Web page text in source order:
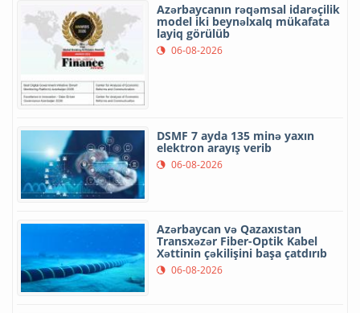
Azərbaycanın rəqəmsal idarəçilik
model iki beynəlxalq mükafata
layiq görülüb
06-08-2026
DSMF 7 ayda 135 minə yaxın
elektron arayış verib
06-08-2026
Azərbaycan və Qazaxıstan
Transxəzər Fiber-Optik Kabel
Xəttinin çəkilişini başa çatdırıb
06-08-2026